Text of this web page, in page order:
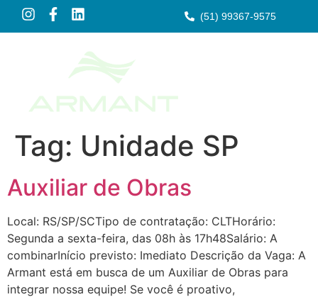
(51) 99367-9575
Tag: Unidade SP
Auxiliar de Obras
Local: RS/SP/SCTipo de contratação: CLTHorário:
Segunda a sexta-feira, das 08h às 17h48Salário: A
combinarInício previsto: Imediato Descrição da Vaga: A
Armant está em busca de um Auxiliar de Obras para
integrar nossa equipe! Se você é proativo,